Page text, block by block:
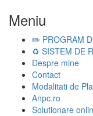
Meniu
✏️ PROGRAM
♻️ SISTEM DE
Despre mine
Contact
Modalitati de
Anpc.ro
Solutionare